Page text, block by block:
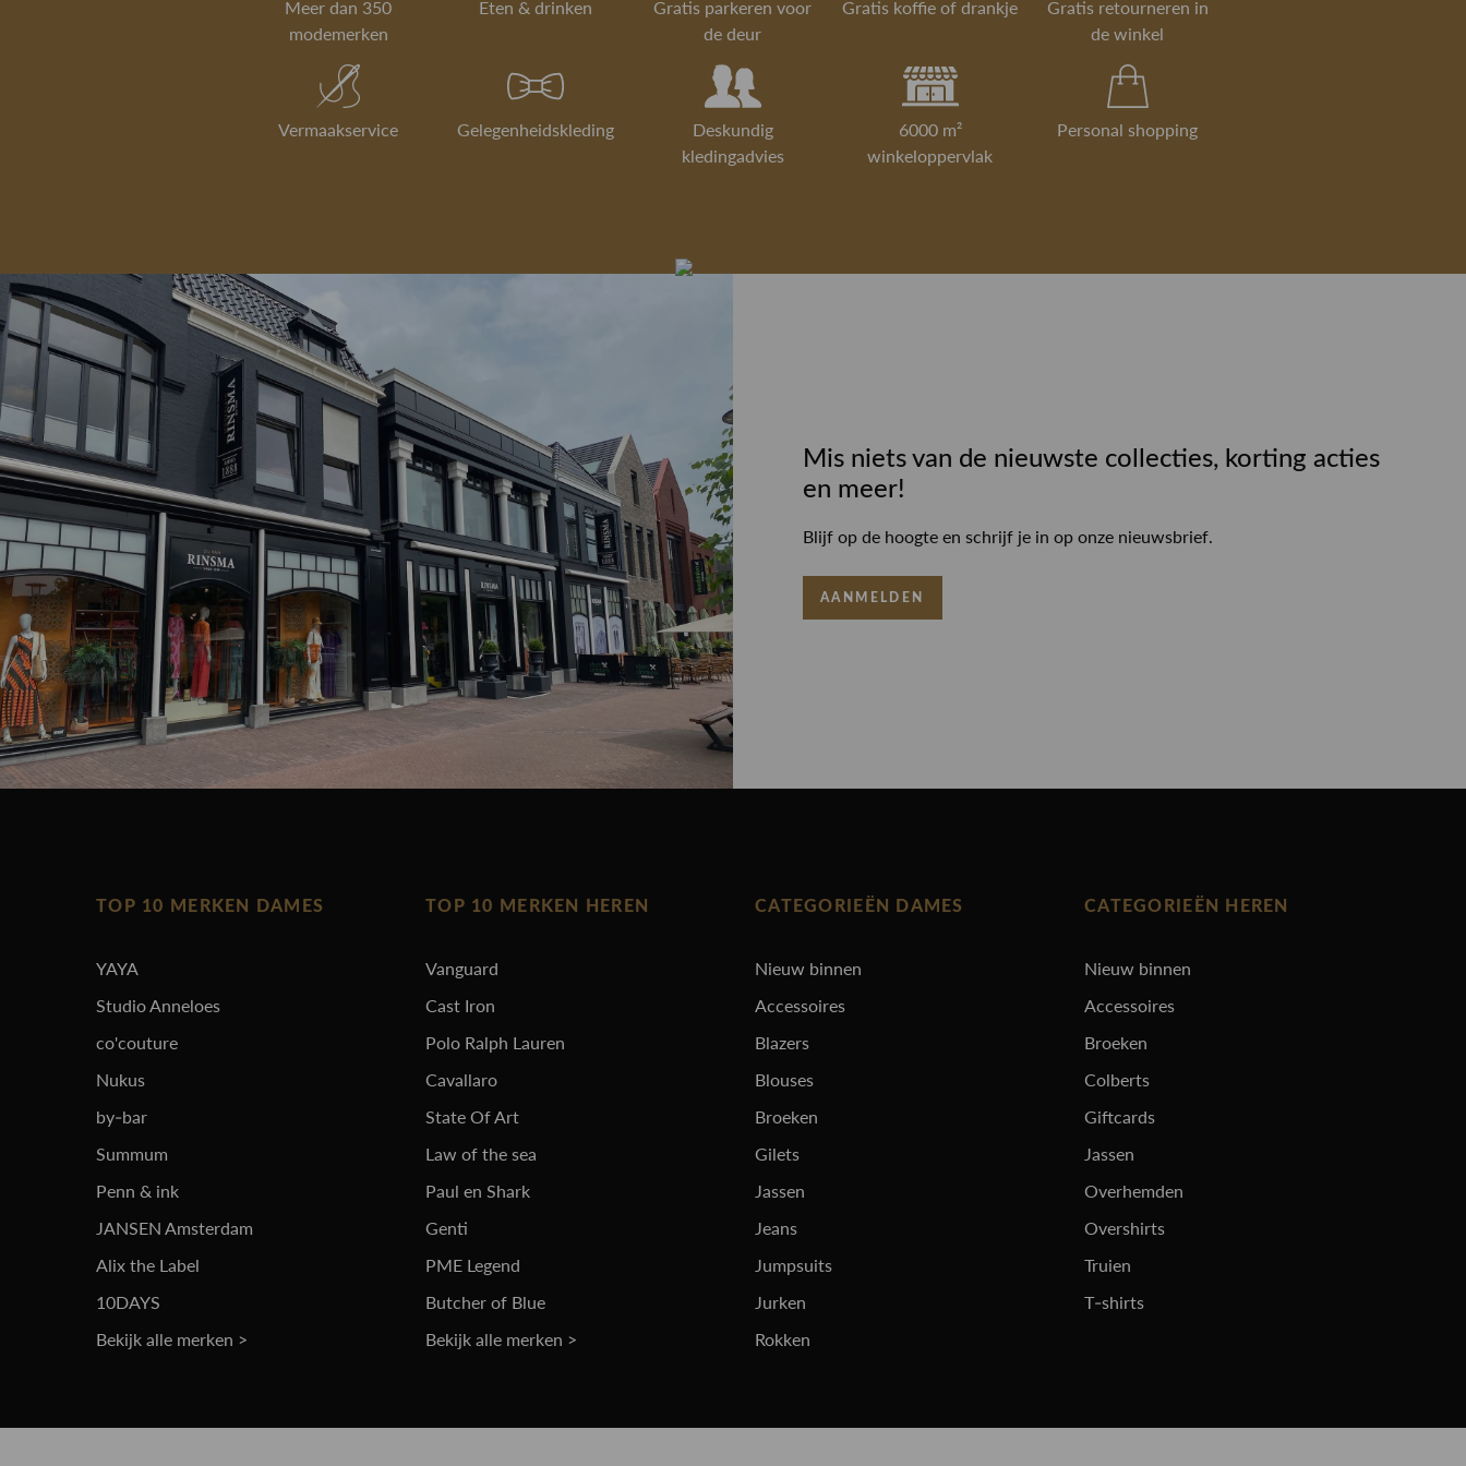
Meer dan 350
modemerken
Eten & drinken
Gratis parkeren voor
de deur
Gratis koffie of drankje
Gratis retourneren in
de winkel
Vermaakservice Gelegenheidskleding
Deskundig
kledingadvies
6000 m²
winkeloppervlak
Personal shopping
Mis niets van de nieuwste collecties, korting acties
en meer!
Blijf op de hoogte en schrijf je in op onze nieuwsbrief.
AANMELDEN
TOP 10 MERKEN DAMES
YAYA
Studio Anneloes
co'couture
Nukus
by-bar
Summum
Penn & ink
JANSEN Amsterdam
Alix the Label
10DAYS
Bekijk alle merken >
TOP 10 MERKEN HEREN
Vanguard
Cast Iron
Polo Ralph Lauren
Cavallaro
State Of Art
Law of the sea
Paul en Shark
Genti
PME Legend
Butcher of Blue
Bekijk alle merken >
CATEGORIEËN DAMES
Nieuw binnen
Accessoires
Blazers
Blouses
Broeken
Gilets
Jassen
Jeans
Jumpsuits
Jurken
Rokken
CATEGORIEËN HEREN
Nieuw binnen
Accessoires
Broeken
Colberts
Giftcards
Jassen
Overhemden
Overshirts
Truien
T-shirts